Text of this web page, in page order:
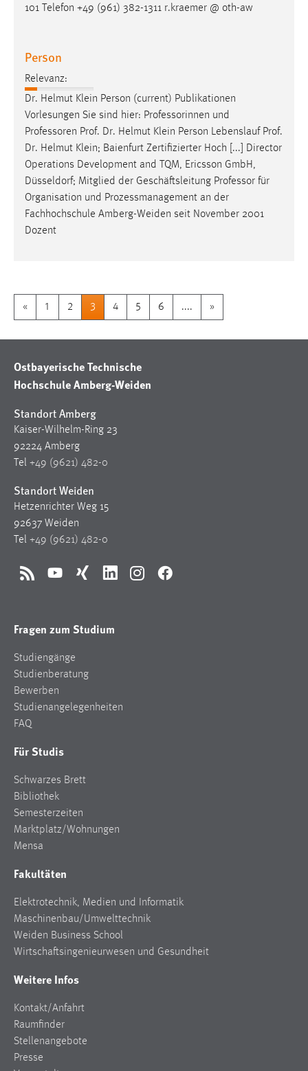
101 Telefon +49 (961) 382-1311 r.kraemer @ oth-aw
Person
Relevanz:
Dr. Helmut Klein Person (current) Publikationen
Vorlesungen Sie sind hier: Professorinnen und
Professoren Prof. Dr. Helmut Klein Person Lebenslauf Prof.
Dr. Helmut Klein; Baienfurt Zertifizierter Hoch [...] Director
Operations Development and TQM, Ericsson GmbH,
Düsseldorf; Mitglied der Geschäftsleitung Professor für
Organisation und Prozessmanagement an der
Fachhochschule Amberg-Weiden seit November 2001
Dozent
« 1 2 3 4 5 6 .... »
Ostbayerische Technische
Hochschule Amberg-Weiden
Standort Amberg
Kaiser-Wilhelm-Ring 23
92224 Amberg
Tel +49 (9621) 482-0
Standort Weiden
Hetzenrichter Weg 15
92637 Weiden
Tel +49 (9621) 482-0
RSS YouTubeXing LinkedInInstagramFacebook
Fragen zum Studium
Studiengänge
Studienberatung
Bewerben
Studienangelegenheiten
FAQ
Für Studis
Schwarzes Brett
Bibliothek
Semesterzeiten
Marktplatz/Wohnungen
Mensa
Fakultäten
Elektrotechnik, Medien und Informatik
Maschinenbau/Umwelttechnik
Weiden Business School
Wirtschaftsingenieurwesen und Gesundheit
Weitere Infos
Kontakt/Anfahrt
Raumfinder
Stellenangebote
Presse